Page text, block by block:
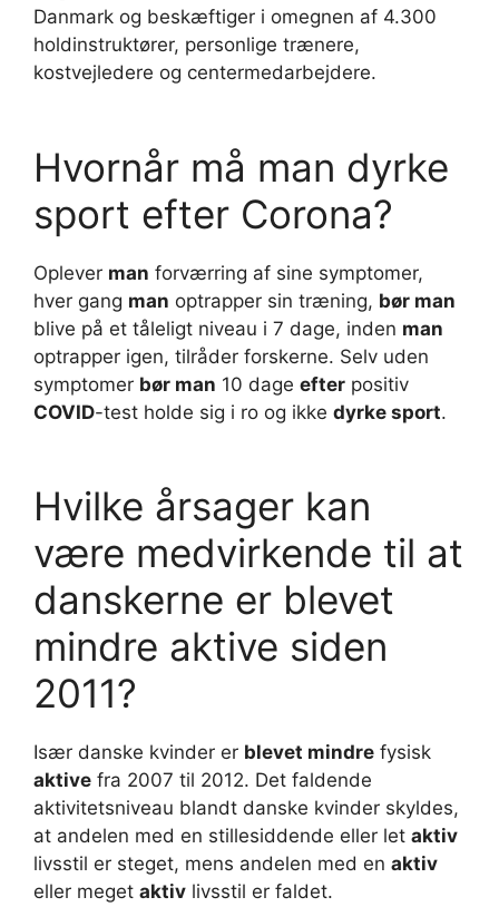
Danmark og beskæftiger i omegnen af 4.300
holdinstruktører, personlige trænere,
kostvejledere og centermedarbejdere.
Hvornår må man dyrke
sport efter Corona?
Oplever man forværring af sine symptomer,
hver gang man optrapper sin træning, bør man
blive på et tåleligt niveau i 7 dage, inden man
optrapper igen, tilråder forskerne. Selv uden
symptomer bør man 10 dage efter positiv
COVID-test holde sig i ro og ikke dyrke sport.
Hvilke årsager kan
være medvirkende til at
danskerne er blevet
mindre aktive siden
2011?
Især danske kvinder er blevet mindre fysisk
aktive fra 2007 til 2012. Det faldende
aktivitetsniveau blandt danske kvinder skyldes,
at andelen med en stillesiddende eller let aktiv
livsstil er steget, mens andelen med en aktiv
eller meget aktiv livsstil er faldet.